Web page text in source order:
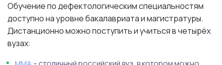
Обучение по дефектологическим специальностям
доступно на уровне бакалавриата и магистратуры.
Дистанционно можно поступить и учиться в четырёх
вузах: